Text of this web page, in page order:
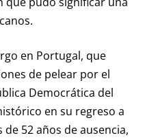
en Portugal, que
de pelear por el
Democrática del
en su regreso a
52 años de ausencia,